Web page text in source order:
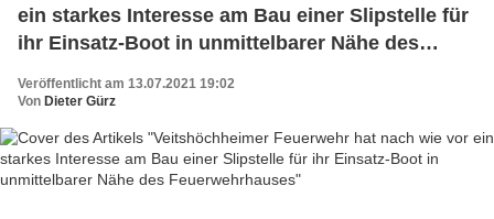
ein starkes Interesse am Bau einer Slipstelle für
ihr Einsatz-Boot in unmittelbarer Nähe des
Veröffentlicht am 13.07.2021 19:02
Von Dieter Gürz